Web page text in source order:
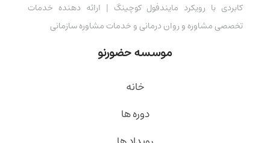
کابردی با رویکرد مایندفول کوچینگ | ارائه دهنده خدمات
تخصصی مشاوره و روان درمانی و خدمات مشاوره سازمانی
موسسه حضورنو
خانه
دوره ها